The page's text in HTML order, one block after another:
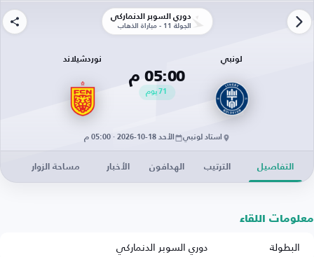
دوري السوبر الدنماركي
الجولة 11 - مباراة الذهاب
لونبي
05:00 م
71 يوم
نوردشيلاند
استاد لونبي الأحد 18-10-2026 · 05:00 م
التفاصيل الترتيب الهدافون الأخبار مساحة الزوار
معلومات اللقاء
البطولة
دوري السوبر الدنماركي